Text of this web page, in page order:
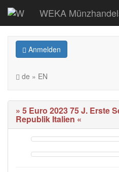
WEKA
Anmelden
de » EN
» 5 Euro 2023 75 J. Erste
Republik Italien «